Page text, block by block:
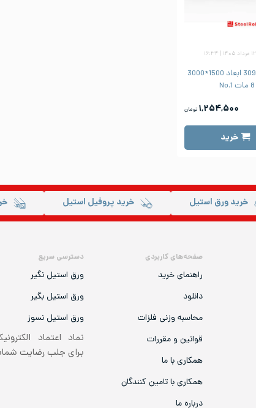
ورق شیت استیل 309S ابعاد 1500*3000
۱,۲۵۴,۵۰۰ تومان
خرید
خرید ورق استیل خرید پروفیل استیل
صفحه‌های کاربردی
راهنمای خرید
دانلود
محاسبه وزنی فلزات
قوانین و مقررات
همکاری با ما
همکاری با تامین کنندگان
درباره ما
دسترسی سریع
ورق استیل نگیر
ورق استیل بگیر
ورق استیل نسوز
نماد اعتماد
برای جلب رضایت